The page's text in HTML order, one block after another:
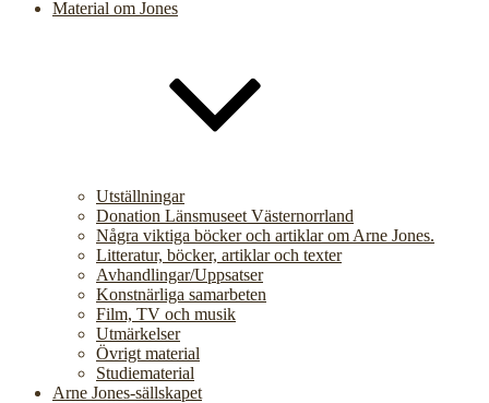
Material om Jones
Utställningar
Donation Länsmuseet Västernorrland
Några viktiga böcker och artiklar om Arne Jones.
Litteratur, böcker, artiklar och texter
Avhandlingar/Uppsatser
Konstnärliga samarbeten
Film, TV och musik
Utmärkelser
Övrigt material
Studiematerial
Arne Jones-sällskapet